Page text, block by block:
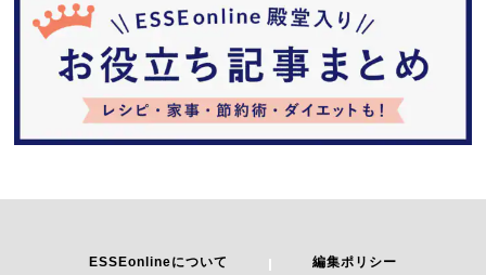
ESSEonlineについて 編集ポリシー